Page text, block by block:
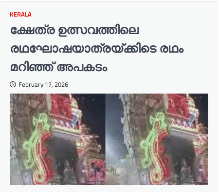
KERALA
ക്ഷേത്ര ഉത്സവത്തിലെ
രഥഘോഷയാത്രയ്ക്കിടെ രഥം
മറിഞ്ഞ് അപകടം
February 17, 2026